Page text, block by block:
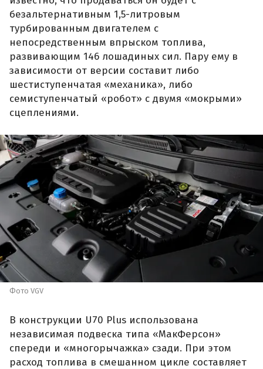
безальтернативным 1,5-литровым
турбированным двигателем с
непосредственным впрыском топлива,
развивающим 146 лошадиных сил. Пару ему в
зависимости от версии составит либо
шестиступенчатая «механика», либо
семиступенчатый «робот» с двумя «мокрыми»
сцеплениями.
Фото VGV
В конструкции U70 Plus использована
независимая подвеска типа «МакФерсон»
спереди и «многорычажка» сзади. При этом
расход топлива в смешанном цикле составляет